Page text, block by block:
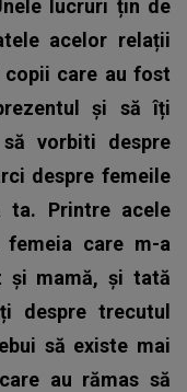
lucruri țin de
acelor relații
care au fost
și să îți
vorbiti despre
despre femeile
ta. Printre acele
femeia care m-a
și mamă, și tată
despre trecutul
să existe mai
au rămas să